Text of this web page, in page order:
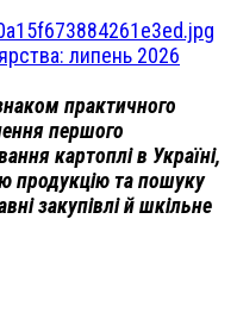
липень 2026
практичного
першого
картоплі в Україні,
продукцію та пошуку
закупівлі й шкільне